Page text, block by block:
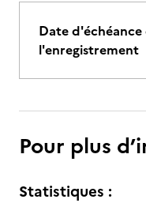
Date d'échéance
l'enregistrement
Pour plus
Statistiques :